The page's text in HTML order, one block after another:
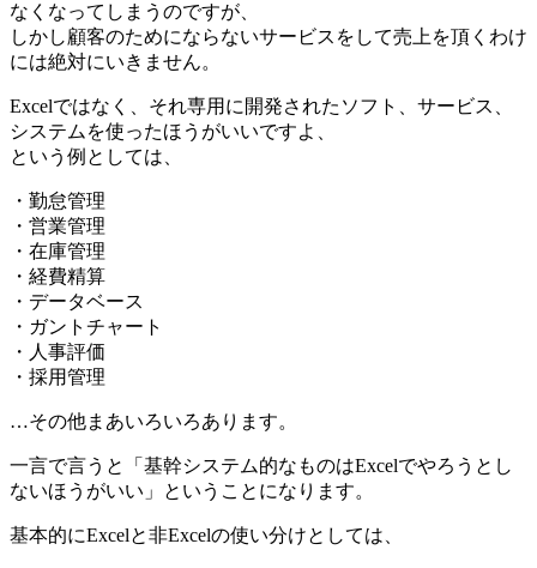
なくなってしまうのですが、
しかし顧客のためにならないサービスをして売上を頂くわけ
には絶対にいきません。
Excelではなく、それ専用に開発されたソフト、サービス、
システムを使ったほうがいいですよ、
という例としては、
・勤怠管理
・営業管理
・在庫管理
・経費精算
・データベース
・ガントチャート
・人事評価
・採用管理
…その他まあいろいろあります。
一言で言うと「基幹システム的なものはExcelでやろうとし
ないほうがいい」ということになります。
基本的にExcelと非Excelの使い分けとしては、